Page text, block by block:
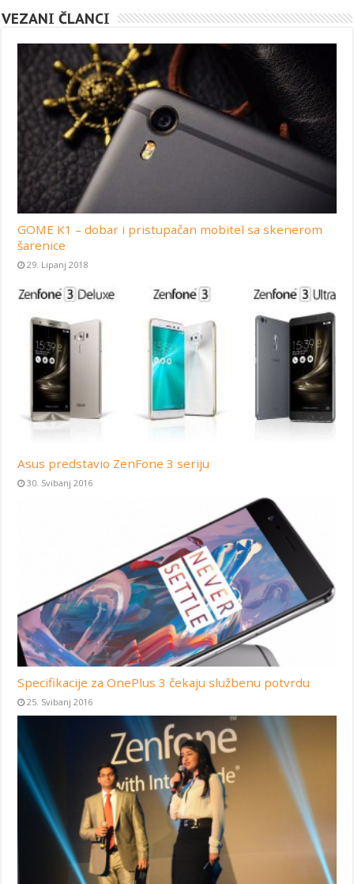
VEZANI ČLANCI
GOME K1 – dobar i pristupačan mobitel sa skenerom
šarenice
29. Lipanj 2018
Asus predstavio ZenFone 3 seriju
30. Svibanj 2016
Specifikacije za OnePlus 3 čekaju službenu potvrdu
25. Svibanj 2016